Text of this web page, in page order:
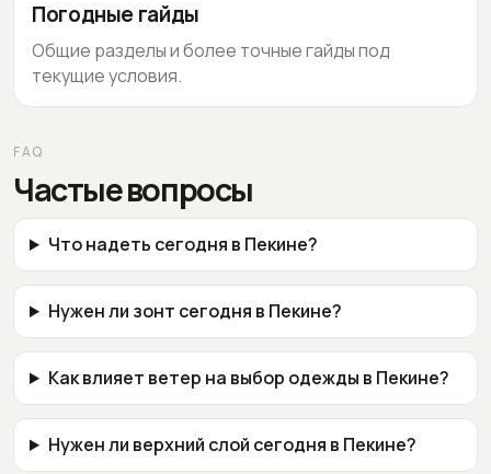
Погодные гайды
Общие разделы и более точные гайды под
текущие условия.
FAQ
Частые вопросы
Что надеть сегодня в Пекине?
Нужен ли зонт сегодня в Пекине?
Как влияет ветер на выбор одежды в Пекине?
Нужен ли верхний слой сегодня в Пекине?